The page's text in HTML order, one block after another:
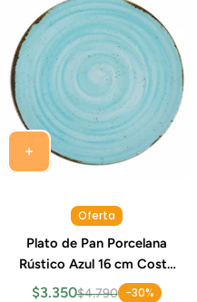
Oferta
Plato de Pan Porcelana
Rústico Azul 16 cm Costa
Verde
$3.350$4.790 -30%